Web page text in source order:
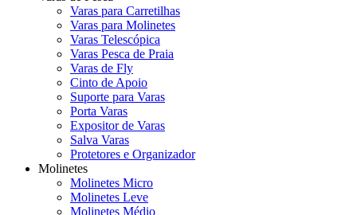
Varas para Carretilhas
Varas para Molinetes
Varas Telescópica
Varas Pesca de Praia
Varas de Fly
Cinto de Apoio
Suporte para Varas
Porta Varas
Expositor de Varas
Salva Varas
Protetores e Organizador
Molinetes
Molinetes Micro
Molinetes Leve
Molinetes Médio